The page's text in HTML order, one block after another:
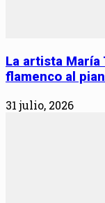
La artista
flamenco al
31 julio, 2026